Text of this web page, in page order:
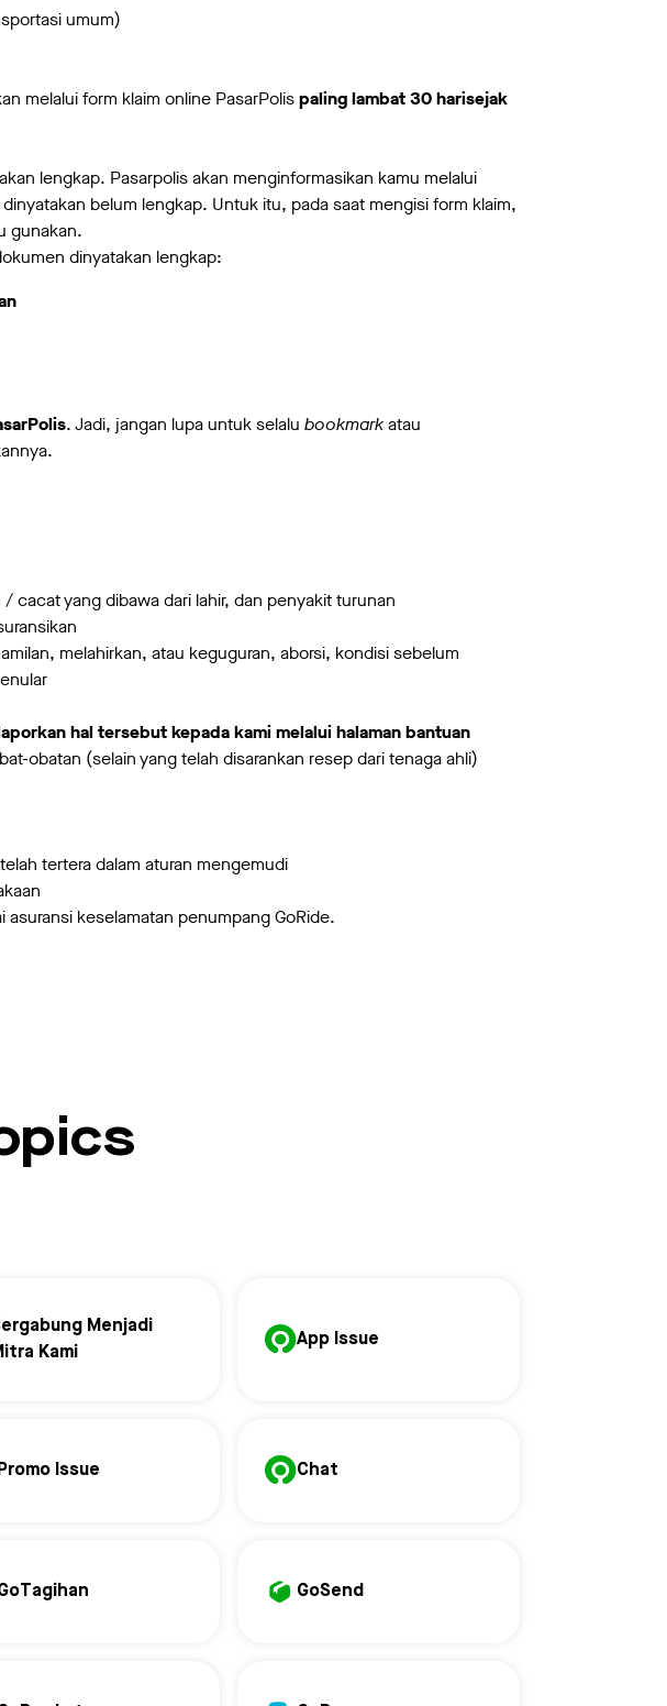
umum)
melalui form klaim online PasarPolispaling lambat 30 harisejak
lengkap. Pasarpolis akan menginformasikan kamu melalui
belum lengkap. Untuk itu, pada saat mengisi form klaim,
gunakan.
dinyatakan lengkap:
. Jadi, jangan lupa untuk selalubookmarkatau
cacat yang dibawa dari lahir, dan penyakit turunan
melahirkan, atau keguguran, aborsi, kondisi sebelum
hal tersebut kepada kami melalui halaman bantuan
obatan (selain yang telah disarankan resep dari tenaga ahli)
tertera dalam aturan mengemudi
keselamatan penumpang GoRide.
Menjadi
Kami
App Issue
Promo Issue Chat
GoSend